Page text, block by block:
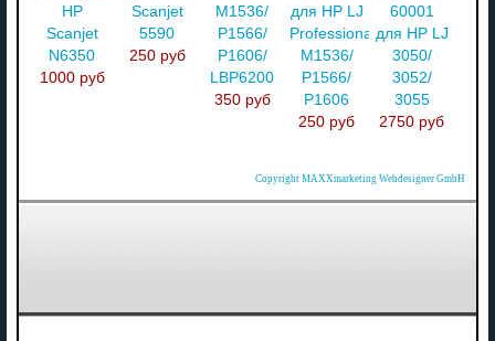
HP
Scanjet
N6350
1000 руб
Scanjet
5590
250 руб
M1536/
P1566/
P1606/
LBP6200
350 руб
для HP LJ
Professional
M1536/
P1566/
P1606
250 руб
60001
для HP LJ
3050/
3052/
3055
2750 руб
Copyright MAXXmarketing Webdesigner GmbH